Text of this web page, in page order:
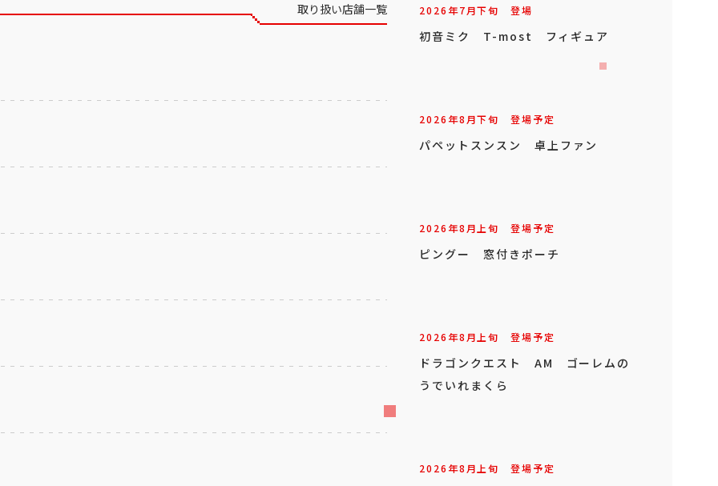
取り扱い店舗一覧 2026年7月下旬 登場
初音ミク T-most フィギュア
2026年8月下旬 登場予定
パペットスンスン 卓上ファン
2026年8月上旬 登場予定
ピングー 窓付きポーチ
2026年8月上旬 登場予定
ドラゴンクエスト AM ゴーレムの
うでいれまくら
2026年8月上旬 登場予定